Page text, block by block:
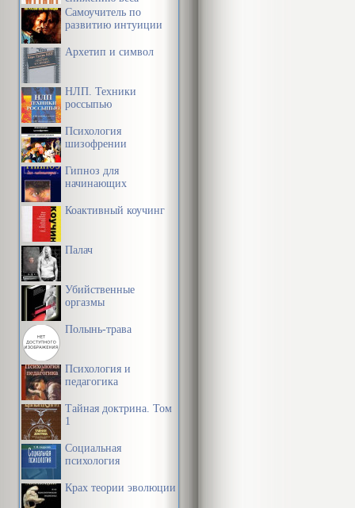
Самоучитель по
развитию интуиции
Архетип и символ
НЛП. Техники
россыпью
Психология
шизофрении
Гипноз для
начинающих
Коактивный коучинг
Палач
Убийственные
оргазмы
Полынь-трава
Психология и
педагогика
Тайная доктрина. Том
1
Социальная
психология
Крах теории эволюции